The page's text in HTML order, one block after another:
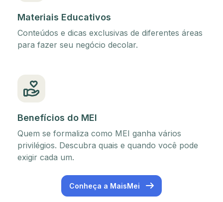
Materiais Educativos
Conteúdos e dicas exclusivas de diferentes áreas
para fazer seu negócio decolar.
Benefícios do MEI
Quem se formaliza como MEI ganha vários
privilégios. Descubra quais e quando você pode
exigir cada um.
Conheça a MaisMei